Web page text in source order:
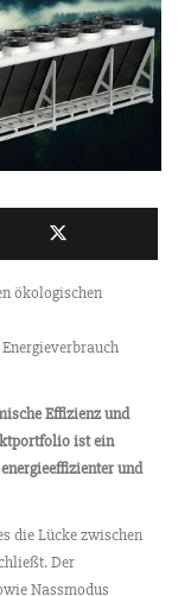
ökologischen
Effizienz und
ist ein
und
die Lücke zwischen
Der
Nassmodus